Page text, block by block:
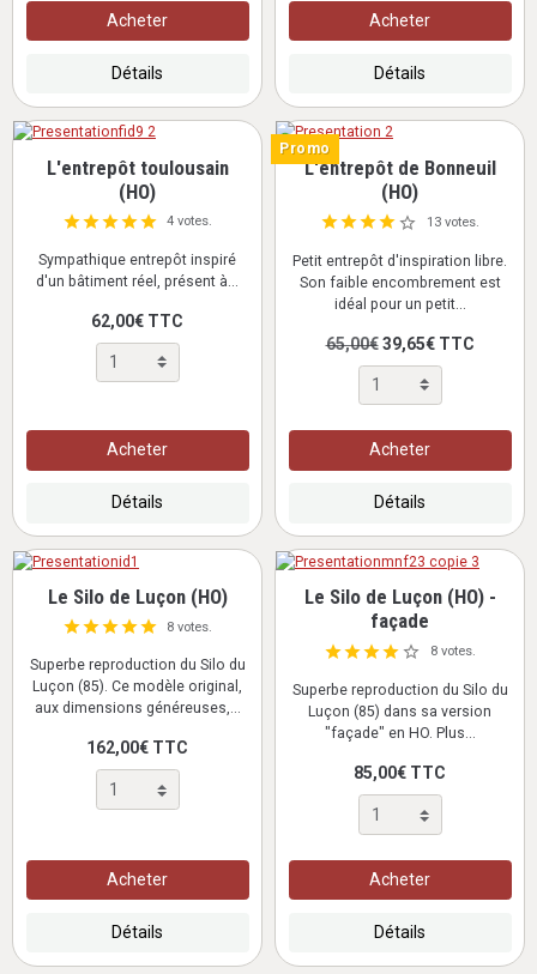
Acheter
Détails
Acheter
Détails
L'entrepôt toulousain
(HO)
4 votes.
Sympathique entrepôt inspiré
d'un bâtiment réel, présent à...
62,00€ TTC
Acheter
Détails
Promo
L'entrepôt de Bonneuil
(HO)
13 votes.
Petit entrepôt d'inspiration libre.
Son faible encombrement est
idéal pour un petit...
65,00€ 39,65€ TTC
Acheter
Détails
Le Silo de Luçon (HO)
8 votes.
Superbe reproduction du Silo du
Luçon (85). Ce modèle original,
aux dimensions généreuses,...
162,00€ TTC
Acheter
Détails
Le Silo de Luçon (HO) -
façade
8 votes.
Superbe reproduction du Silo du
Luçon (85) dans sa version
"façade" en HO. Plus...
85,00€ TTC
Acheter
Détails